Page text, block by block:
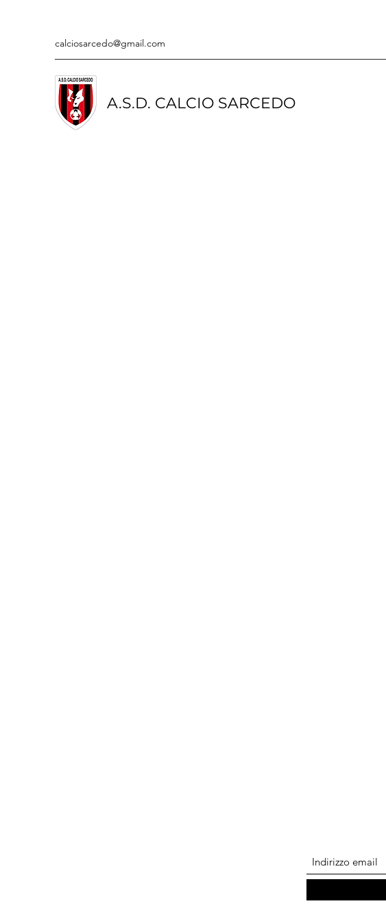
calciosarcedo@gmail.com
A.S.D. CALCIO SARCEDO